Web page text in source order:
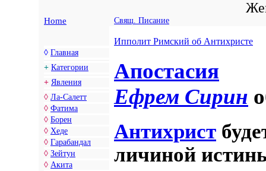
Home Свящ. Писание
◊ Главная
+ Категории
+ Явления
◊ Ла-Салетт
◊ Фатима
◊ Борен
◊ Хеде
◊ Гарабандал
◊ Зейтун
◊ Акита
Ипполит Римский об Антихристе
Апостасия
Ефрем Сирин
Антихрист
личиной